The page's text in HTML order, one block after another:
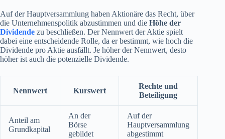
Auf der Hauptversammlung haben Aktionäre das Recht, über
die Unternehmenspolitik abzustimmen und die Höhe der
Dividende zu beschließen. Der Nennwert der Aktie spielt
dabei eine entscheidende Rolle, da er bestimmt, wie hoch die
Dividende pro Aktie ausfällt. Je höher der Nennwert, desto
höher ist auch die potenzielle Dividende.
Nennwert Kurswert
Rechte und
Beteiligung
Anteil am
Grundkapital
An der
Börse
gebildet
Auf der
Hauptversammlung
abgestimmt